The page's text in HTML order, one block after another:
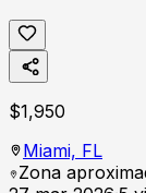
$1,950
Miami, FL
Zona